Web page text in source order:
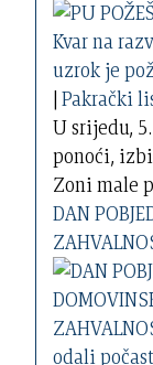
|Pakrački
U srijedu,
ponoći,
Zoni male
DAN